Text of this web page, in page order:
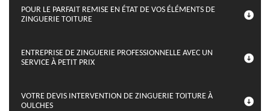
POUR LE PARFAIT REMISE EN ÉTAT DE VOS ÉLÉMENTS DE
ZINGUERIE TOITURE
ENTREPRISE DE ZINGUERIE PROFESSIONNELLE AVEC UN
SERVICE À PETIT PRIX
VOTRE DEVIS INTERVENTION DE ZINGUERIE TOITURE À
OULCHES